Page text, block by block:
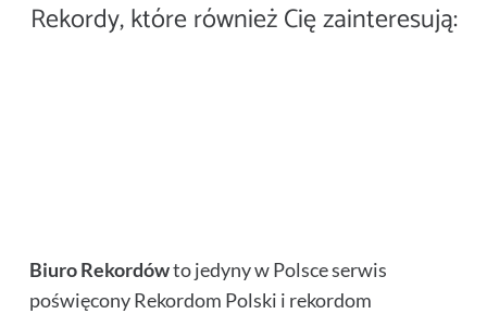
Rekordy, które również Cię zainteresują:
rekord Guinnessa
w wielu lokalizacjach – rekord
Guinnessa
Najciekawsze rekordy
Największy wzór ułożony
Biuro Rekordówto jedyny w Polsce serwis
poświęcony Rekordom Polski i rekordom